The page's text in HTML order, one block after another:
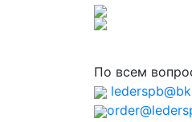
По всем